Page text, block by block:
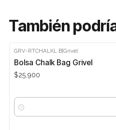
También
GRV-RTCHALKL.B|Grivel
Bolsa Chalk Bag Grivel
$25.900
Cantidad